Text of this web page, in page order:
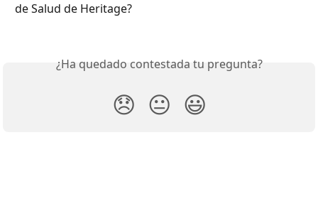
de Salud de Heritage?
¿Ha quedado contestada tu pregunta?
😞 😐 😃